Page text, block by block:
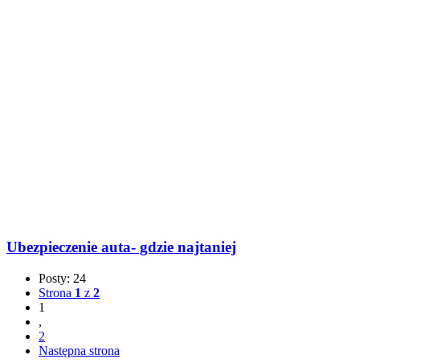
Ubezpieczenie auta- gdzie najtaniej
Posty: 24
Strona 1 z 2
1
,
2
Następna strona